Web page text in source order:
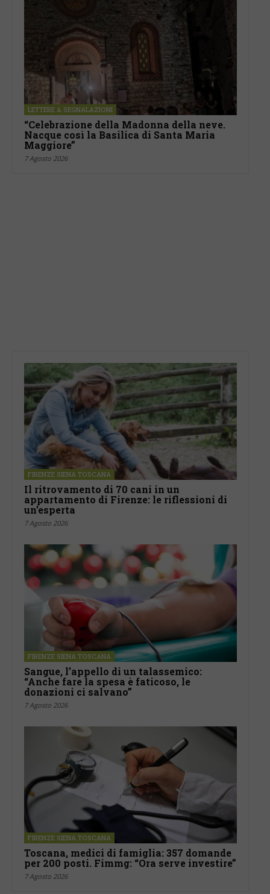
LETTERE & SEGNALAZIONI
“Celebrazione della Madonna della neve.
Nacque così la Basilica di Santa Maria
Maggiore”
7 Agosto 2026
FIRENZE SIENA TOSCANA
Il ritrovamento di 70 cani in un
appartamento di Firenze: le riflessioni di
un’esperta
7 Agosto 2026
FIRENZE SIENA TOSCANA
Sangue, l’appello di un talassemico:
“Anche fare la spesa è faticoso, le
donazioni ci salvano”
7 Agosto 2026
FIRENZE SIENA TOSCANA
Toscana, medici di famiglia: 357 domande
per 200 posti. Fimmg: “Ora serve investire”
7 Agosto 2026